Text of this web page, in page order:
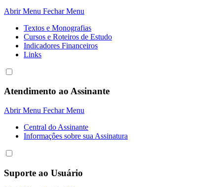
Abrir Menu Fechar Menu
Textos e Monografias
Cursos e Roteiros de Estudo
Indicadores Financeiros
Links
Atendimento ao Assinante
Abrir Menu Fechar Menu
Central do Assinante
Informaçôes sobre sua Assinatura
Suporte ao Usuário